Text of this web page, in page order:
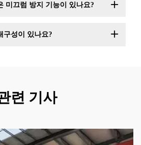
미끄럼 방지 기능이 있나요?
구성이 있나요?
련 기사